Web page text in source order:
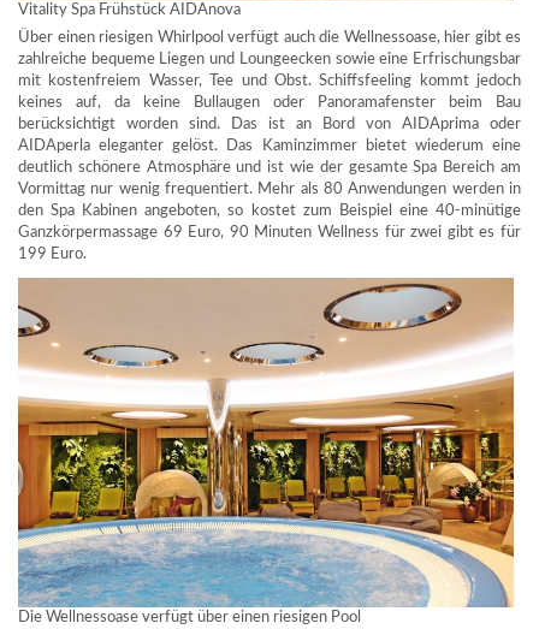
Vitality Spa Frühstück AIDAnova
Über einen riesigen Whirlpool verfügt auch die Wellnessoase, hier gibt es
zahlreiche bequeme Liegen und Loungeecken sowie eine Erfrischungsbar
mit kostenfreiem Wasser, Tee und Obst. Schiffsfeeling kommt jedoch
keines auf, da keine Bullaugen oder Panoramafenster beim Bau
berücksichtigt worden sind. Das ist an Bord von AIDAprima oder
AIDAperla eleganter gelöst. Das Kaminzimmer bietet wiederum eine
deutlich schönere Atmosphäre und ist wie der gesamte Spa Bereich am
Vormittag nur wenig frequentiert. Mehr als 80 Anwendungen werden in
den Spa Kabinen angeboten, so kostet zum Beispiel eine 40-minütige
Ganzkörpermassage 69 Euro, 90 Minuten Wellness für zwei gibt es für
199 Euro.
Die Wellnessoase verfügt über einen riesigen Pool